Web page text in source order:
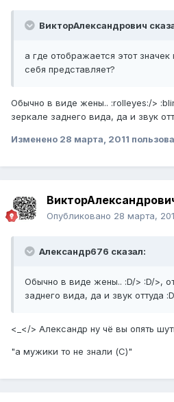
ВикторАлександрович
а где отображается этот значек
себя представляет?
Обычно в виде жены.. :rolleyes:/>
зеркале заднего вида, да и звук
Изменено 28 марта, 2011
Опубликовано 28 марта,
Александр676 сказал:
Обычно в виде жены.. :D/> :D/>,
заднего вида, да и звук оттуда
<_</> Александр ну чё вы опять
"а мужики то не знали (С)"